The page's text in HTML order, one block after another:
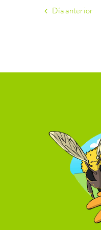
Día anterior